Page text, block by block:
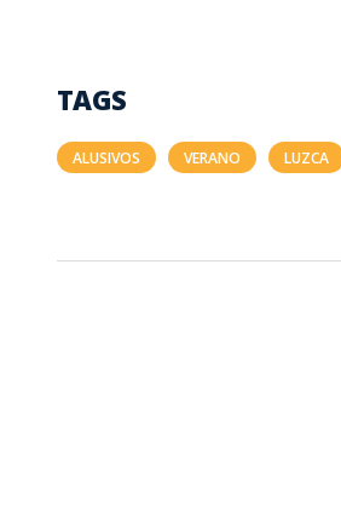
TAGS
ALUSIVOS VERANO LUZCA